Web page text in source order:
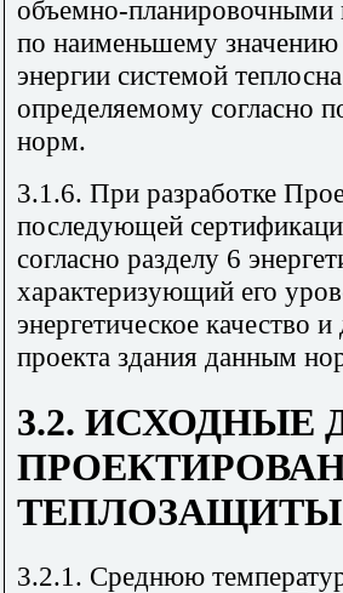
объемно-
по наименьшему значению
энергии системой
определяемому согласно
норм.
3.1.6. При разработке
последующей
согласно разделу 6
характеризующий его
энергетическое качество
проекта здания данным
3.2. ИСХОДНЫЕ
3.2.1. Среднюю